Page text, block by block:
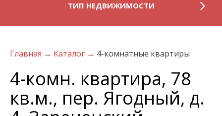
ТИП НЕДВИЖИМОСТИ
Главная → Каталог → 4-комнатные квартиры
4-комн. квартира, 78
кв.м., пер. Ягодный, д.